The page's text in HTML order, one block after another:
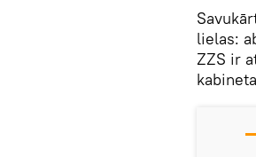
lielas:
ZZS ir